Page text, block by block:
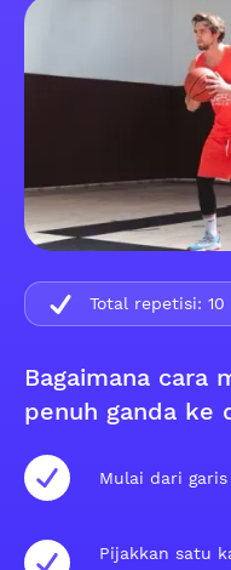
Bagaimana cara
penuh ganda ke
Mulai dari
Pijakkan satu
Total repetisi: 10